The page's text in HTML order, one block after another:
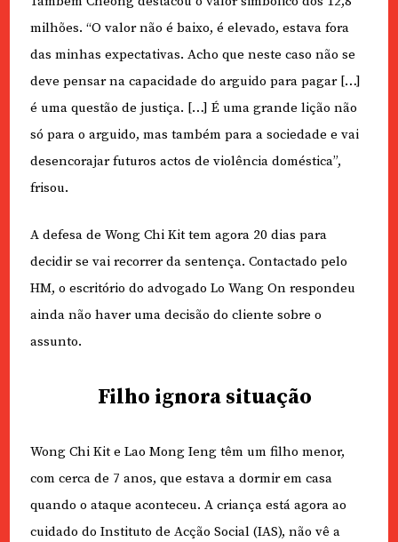
milhões. “O valor não é baixo, é elevado, estava fora
das minhas expectativas. Acho que neste caso não se
deve pensar na capacidade do arguido para pagar […]
é uma questão de justiça. […] É uma grande lição não
só para o arguido, mas também para a sociedade e vai
desencorajar futuros actos de violência doméstica”,
frisou.
A defesa de Wong Chi Kit tem agora 20 dias para
decidir se vai recorrer da sentença. Contactado pelo
HM, o escritório do advogado Lo Wang On respondeu
ainda não haver uma decisão do cliente sobre o
assunto.
Filho ignora situação
Wong Chi Kit e Lao Mong Ieng têm um filho menor,
com cerca de 7 anos, que estava a dormir em casa
quando o ataque aconteceu. A criança está agora ao
cuidado do Instituto de Acção Social (IAS), não vê a